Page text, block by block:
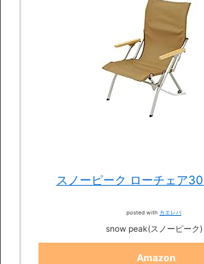
スノーピーク ローチェア
posted with カエレバ
snow peak(スノーピーク)
Amazon